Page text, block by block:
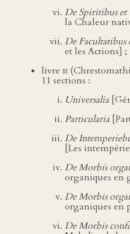
De Spiritibus
la Chaleur
De
et les Actions] ;
livre iii
11 sections :
Universalia
Particularia
De
[Les
De Morbis
organiques en
De Morbis
organiques en
De Morbis